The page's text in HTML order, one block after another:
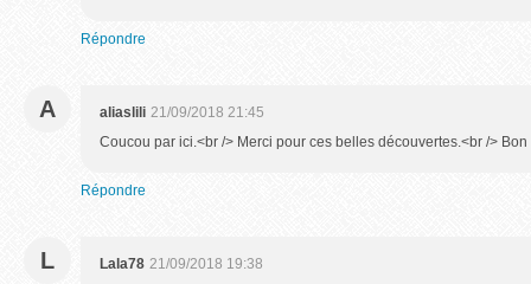
Répondre
A aliaslili 21/09/2018 21:45
Coucou par ici.<br /> Merci pour ces belles découvertes.<br />
Répondre
L Lala78 21/09/2018 19:38